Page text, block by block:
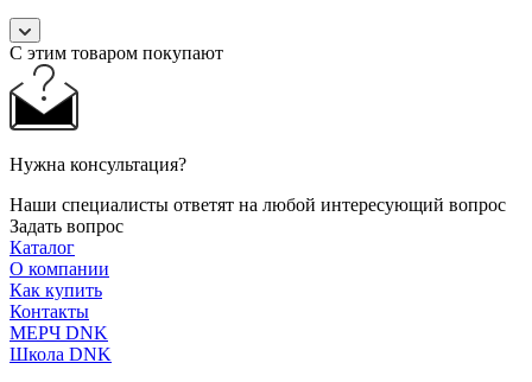
С этим товаром покупают
Нужна консультация?
Наши специалисты ответят на любой интересующий вопрос
Задать вопрос
Каталог
О компании
Как купить
Контакты
МЕРЧ DNK
Школа DNK